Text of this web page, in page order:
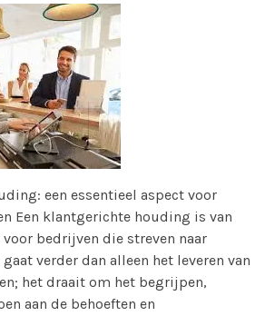
een essentieel aspect voor
Een klantgerichte houding is van
bedrijven die streven naar
verder dan alleen het leveren van
het draait om het begrijpen,
aan de behoeften en